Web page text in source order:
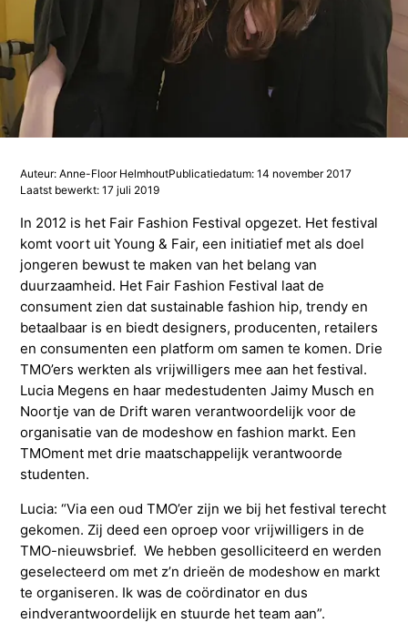
Studieadvisering
INretail Entrepreneur Award
Kosten
Studiefinanciering
Studentenvereniging
Doorstromen van MBO naar HBO
INFOcenter
DevelopmentLAB
Onze docenten
Studieadvisering
Studiefinanciering
Algemene voorwaarden
Doorstromen van MBO naar HBO | Ad
Doorstuderen
Let’s stay in touch
Adviesorganen & commissies
Werken bij TMO
FAQ
Contact
Auteur: Anne-Floor HelmhoutPublicatiedatum: 14 november 2017
Laatst bewerkt: 17 juli 2019
In 2012 is het Fair Fashion Festival opgezet. Het festival
komt voort uit Young & Fair, een initiatief met als doel
jongeren bewust te maken van het belang van
duurzaamheid. Het Fair Fashion Festival laat de
consument zien dat sustainable fashion hip, trendy en
betaalbaar is en biedt designers, producenten, retailers
en consumenten een platform om samen te komen. Drie
TMO’ers werkten als vrijwilligers mee aan het festival.
Lucia Megens en haar medestudenten Jaimy Musch en
Noortje van de Drift waren verantwoordelijk voor de
organisatie van de modeshow en fashion markt. Een
TMOment met drie maatschappelijk verantwoorde
studenten.
Lucia: “Via een oud TMO’er zijn we bij het festival terecht
gekomen. Zij deed een oproep voor vrijwilligers in de
TMO-nieuwsbrief. We hebben gesolliciteerd en werden
geselecteerd om met z’n drieën de modeshow en markt
te organiseren. Ik was de coördinator en dus
eindverantwoordelijk en stuurde het team aan”.